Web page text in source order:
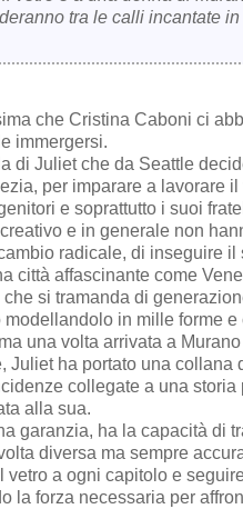
tra le calli incantate
che Cristina Caboni ci
immergersi.
di Juliet che da Seattle
per imparare a lavorare
e soprattutto i suoi
e in generale non
radicale, di inseguire
città affascinante come
che si tramanda di
modellandolo in mille forme
una volta arrivata a
Juliet ha portato una collana
collegate a una
alla sua.
garanzia, ha la capacità di
diversa ma sempre
a ogni capitolo e
la forza necessaria per